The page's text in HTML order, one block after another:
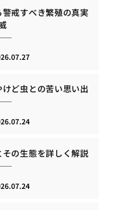
戒すべき繁殖の真実
ど虫との苦い思い出
の生態を詳しく解説